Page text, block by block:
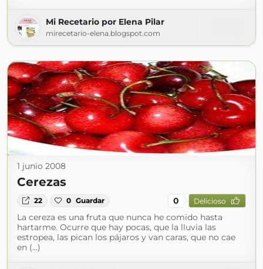
Mi Recetario por Elena Pilar
mirecetario-elena.blogspot.com
1 junio 2008
Cerezas
22 0 Guardar 0 Delicioso
La cereza es una fruta que nunca he comido hasta
hartarme. Ocurre que hay pocas, que la lluvia las
estropea, las pican los pájaros y van caras, que no cae
en (...)